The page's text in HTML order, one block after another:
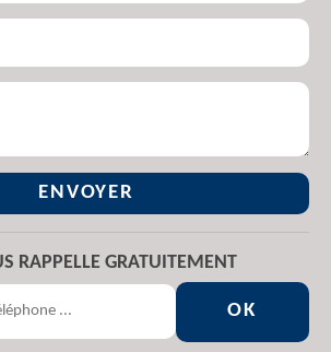
RAPPELLE GRATUITEMENT